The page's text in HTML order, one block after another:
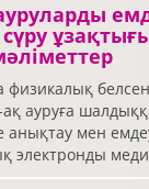
ауруға
анықтау мен
электронды